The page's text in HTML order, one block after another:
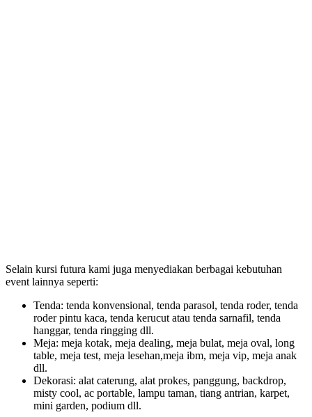
Selain kursi futura kami juga menyediakan berbagai kebutuhan
event lainnya seperti:
Tenda: tenda konvensional, tenda parasol, tenda roder, tenda
roder pintu kaca, tenda kerucut atau tenda sarnafil, tenda
hanggar, tenda ringging dll.
Meja: meja kotak, meja dealing, meja bulat, meja oval, long
table, meja test, meja lesehan,meja ibm, meja vip, meja anak
dll.
Dekorasi: alat caterung, alat prokes, panggung, backdrop,
misty cool, ac portable, lampu taman, tiang antrian, karpet,
mini garden, podium dll.